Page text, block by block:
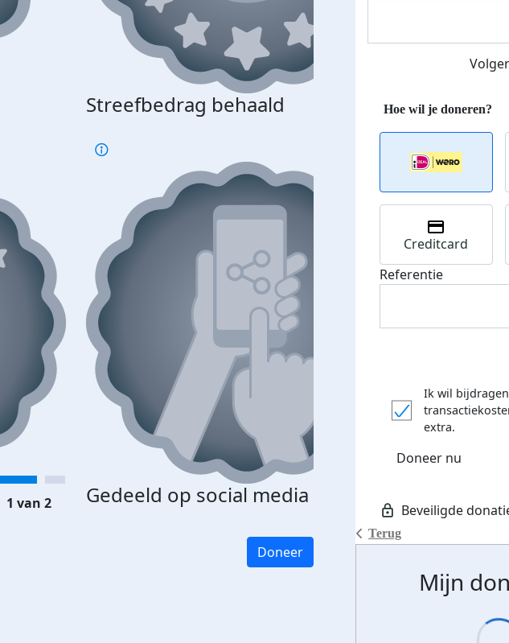
Streefbedrag behaald
Gedeeld op social media
1 van 2
Doneer
Terug
Creditcard
Referentie
Ik wil
extra.
Doneer nu
Mijn